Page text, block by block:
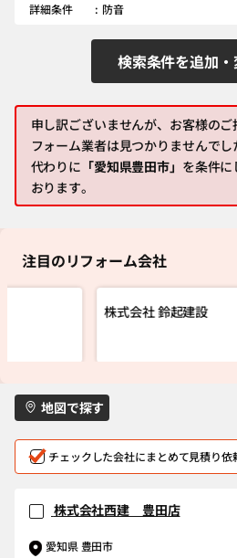
詳細条件
防音
検索条件を追加・
申し訳ございませんが、お客様の
フォーム業者は見つかりませんでし
代わりに 「愛知県豊田市」 を条件
おります。
注目のリフォーム会社
株式会社 鈴起建設
地図で探す
チェックした会社にまとめて見積り依
株式会社西建 豊田店
愛知県 豊田市